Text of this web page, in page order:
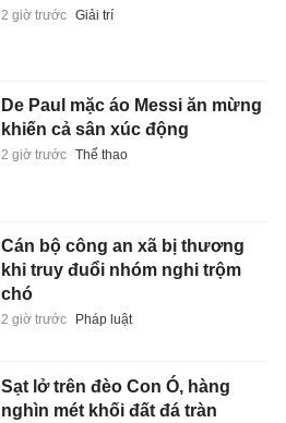
2 giờ trước Giải trí
De Paul mặc áo Messi ăn mừng
khiến cả sân xúc động
2 giờ trước Thể thao
Cán bộ công an xã bị thương
khi truy đuổi nhóm nghi trộm
chó
2 giờ trước Pháp luật
Sạt lở trên đèo Con Ó, hàng
nghìn mét khối đất đá tràn